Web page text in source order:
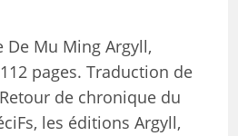
De Mu Ming Argyll,
pages. Traduction de
de chronique du
les éditions Argyll,